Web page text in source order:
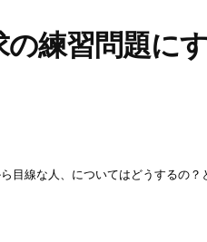
練習問題に
目線な人、についてはどうするの